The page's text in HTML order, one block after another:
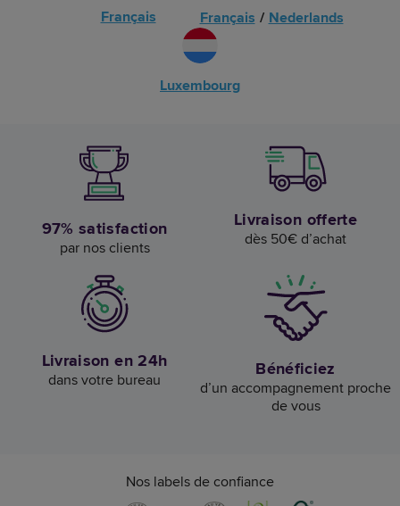
Français Français / Nederlands
Luxembourg
97% satisfaction
par nos clients
Livraison offerte
dès 50€ d’achat
Livraison en 24h
dans votre bureau Bénéficiez
d’un accompagnement proche
de vous
Nos labels de confiance